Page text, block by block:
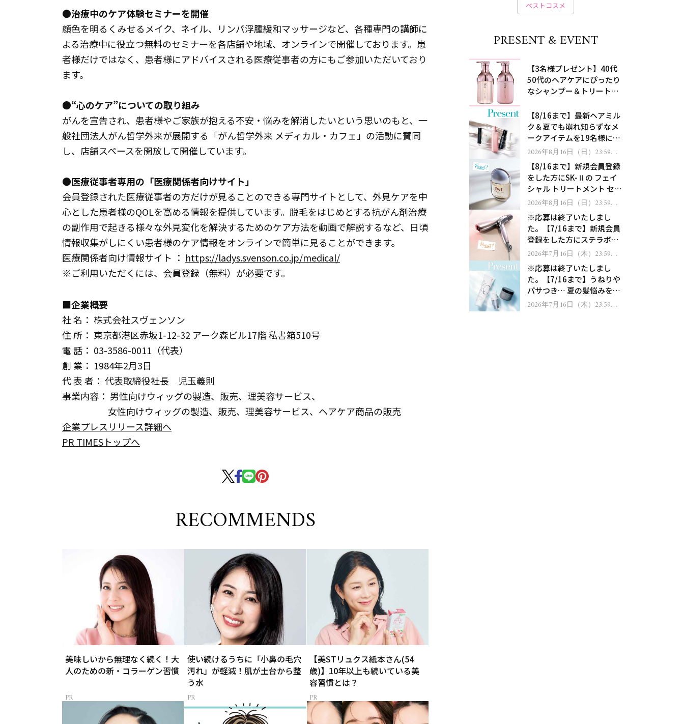
●治療中のケア体験セミナーを開催
顔色を明るくみせるメイク、ネイル、リンパ浮腫緩和マッサージなど、各種専門の講師に
よる治療中に役立つ無料のセミナーを各店舗や地域、オンラインで開催しております。患
者様だけではなく、患者様にアドバイスされる医療従事者の方にもご参加いただいており
ます。
●“心のケア”についての取り組み
がんを宣告され、患者様やご家族が抱える不安・悩みを解消したいという思いのもと、一
般社団法人がん哲学外来が展開する「がん哲学外来 メディカル・カフェ」の活動に賛同
し、店舗スペースを開放して開催しています。
●医療従事者専用の「医療関係者向けサイト」
会員登録された医療従事者の方だけが見ることのできる専門サイトとして、外見ケアを中
心とした患者様のQOLを高める情報を提供しています。脱毛をはじめとする抗がん剤治療
の副作用で起きる様々な外見変化を解決するためのケア方法を動画で解説するなど、日頃
情報収集がしにくい患者様のケア情報をオンラインで簡単に見ることができます。
医療関係者向け情報サイト ： https://ladys.svenson.co.jp/medical/
※ご利用いただくには、会員登録（無料）が必要です。
■企業概要
社 名： 株式会社スヴェンソン
住 所： 東京都港区赤坂1-12-32 アーク森ビル17階 私書箱510号
電 話： 03-3586-0011（代表）
創 業： 1984年2月3日
代 表 者： 代表取締役社長 児玉義則
事業内容： 男性向けウィッグの製造、販売、理美容サービス、
女性向けウィッグの製造、販売、理美容サービス、ヘアケア商品の販売
企業プレスリリース詳細へ
PR TIMESトップへ
RECOMMENDS
美味しいから無理なく続く！大
人のための新・コラーゲン習慣
使い続けるうちに「小鼻の毛穴
汚れ」が軽減！肌が土台から整
う水
【美STリュクス紙本さん(54
歳)】10年以上も続いている美
容習慣とは？
ベストコスメ
PRESENT & EVENT
【3名様プレゼント】40代
50代のヘアケアにぴったり
なシャンプー＆トリートメ
処！
【8/16まで】最新ヘアミル
ク＆夏でも崩れ知らずなメ
ークアイテムを19名様にプ
レゼント！
2026年8月16日（日）23:59ま
で【8/16まで】新規会員登録
をした方にSK-Ⅱの フェイ
シャル トリートメント セラ
ムをプレゼント！
2026年8月16日（日）23:59ま
※応募は終了いたしまし
た。【7/16まで】新規会員
登録をした方にステラボー
テのシャインリバース ヘア
ゼント！
2026年7月16日（木）23:59ま
※応募は終了いたしまし
た。【7/16まで】うねりや
パサつき… 夏の髪悩みを解
消するヘアケアアイテムを
2026年7月16日（木）23:59ま